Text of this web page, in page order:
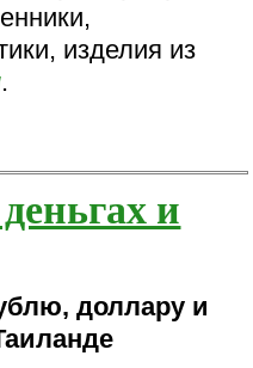
изделия из
.
и
доллару и